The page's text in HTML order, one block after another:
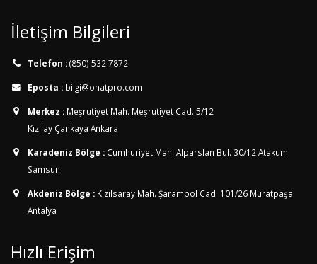
İletişim Bilgileri
Telefon :(850) 532 7872
Eposta : bilgi@onatpro.com
Merkez : Meşrutiyet Mah. Meşrutiyet Cad. 5/12
Kızılay Çankaya Ankara
Karadeniz Bölge : Cumhuriyet Mah. Alparslan Bul. 30/12 Atakum
Samsun
Akdeniz Bölge : Kızılsaray Mah. Şarampol Cad. 101/26 Muratpaşa
Antalya
Hızlı Erişim